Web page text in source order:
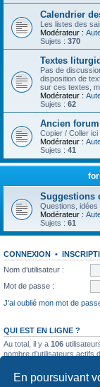
En poursuivant
Calendrier
Les listes des
Modérateur :
Sujets : 370
Textes
Pas de
disposition de
sur ces textes,
Modérateur :
Sujets : 62
Ancien forum
Copier / Coller
Modérateur :
Sujets : 41
Suggestions
Questions, idées
Modérateur :
Sujets : 61
CONNEXION •
Nom d’utilisateur :
Mot de passe :
J’ai oublié mon mot de
QUI EST EN LIGNE ?
Au total, il y a 106
nombre d’utilisateurs actifs
0:07